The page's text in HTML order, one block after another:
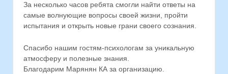
За несколько часов ребята смогли найти ответы на
самые волнующие вопросы своей жизни, пройти
испытания и открыть новые грани своего сознания.
Спасибо нашим гостям-психологам за уникальную
атмосферу и полезные знания.
Благодарим Марянян КА за организацию.